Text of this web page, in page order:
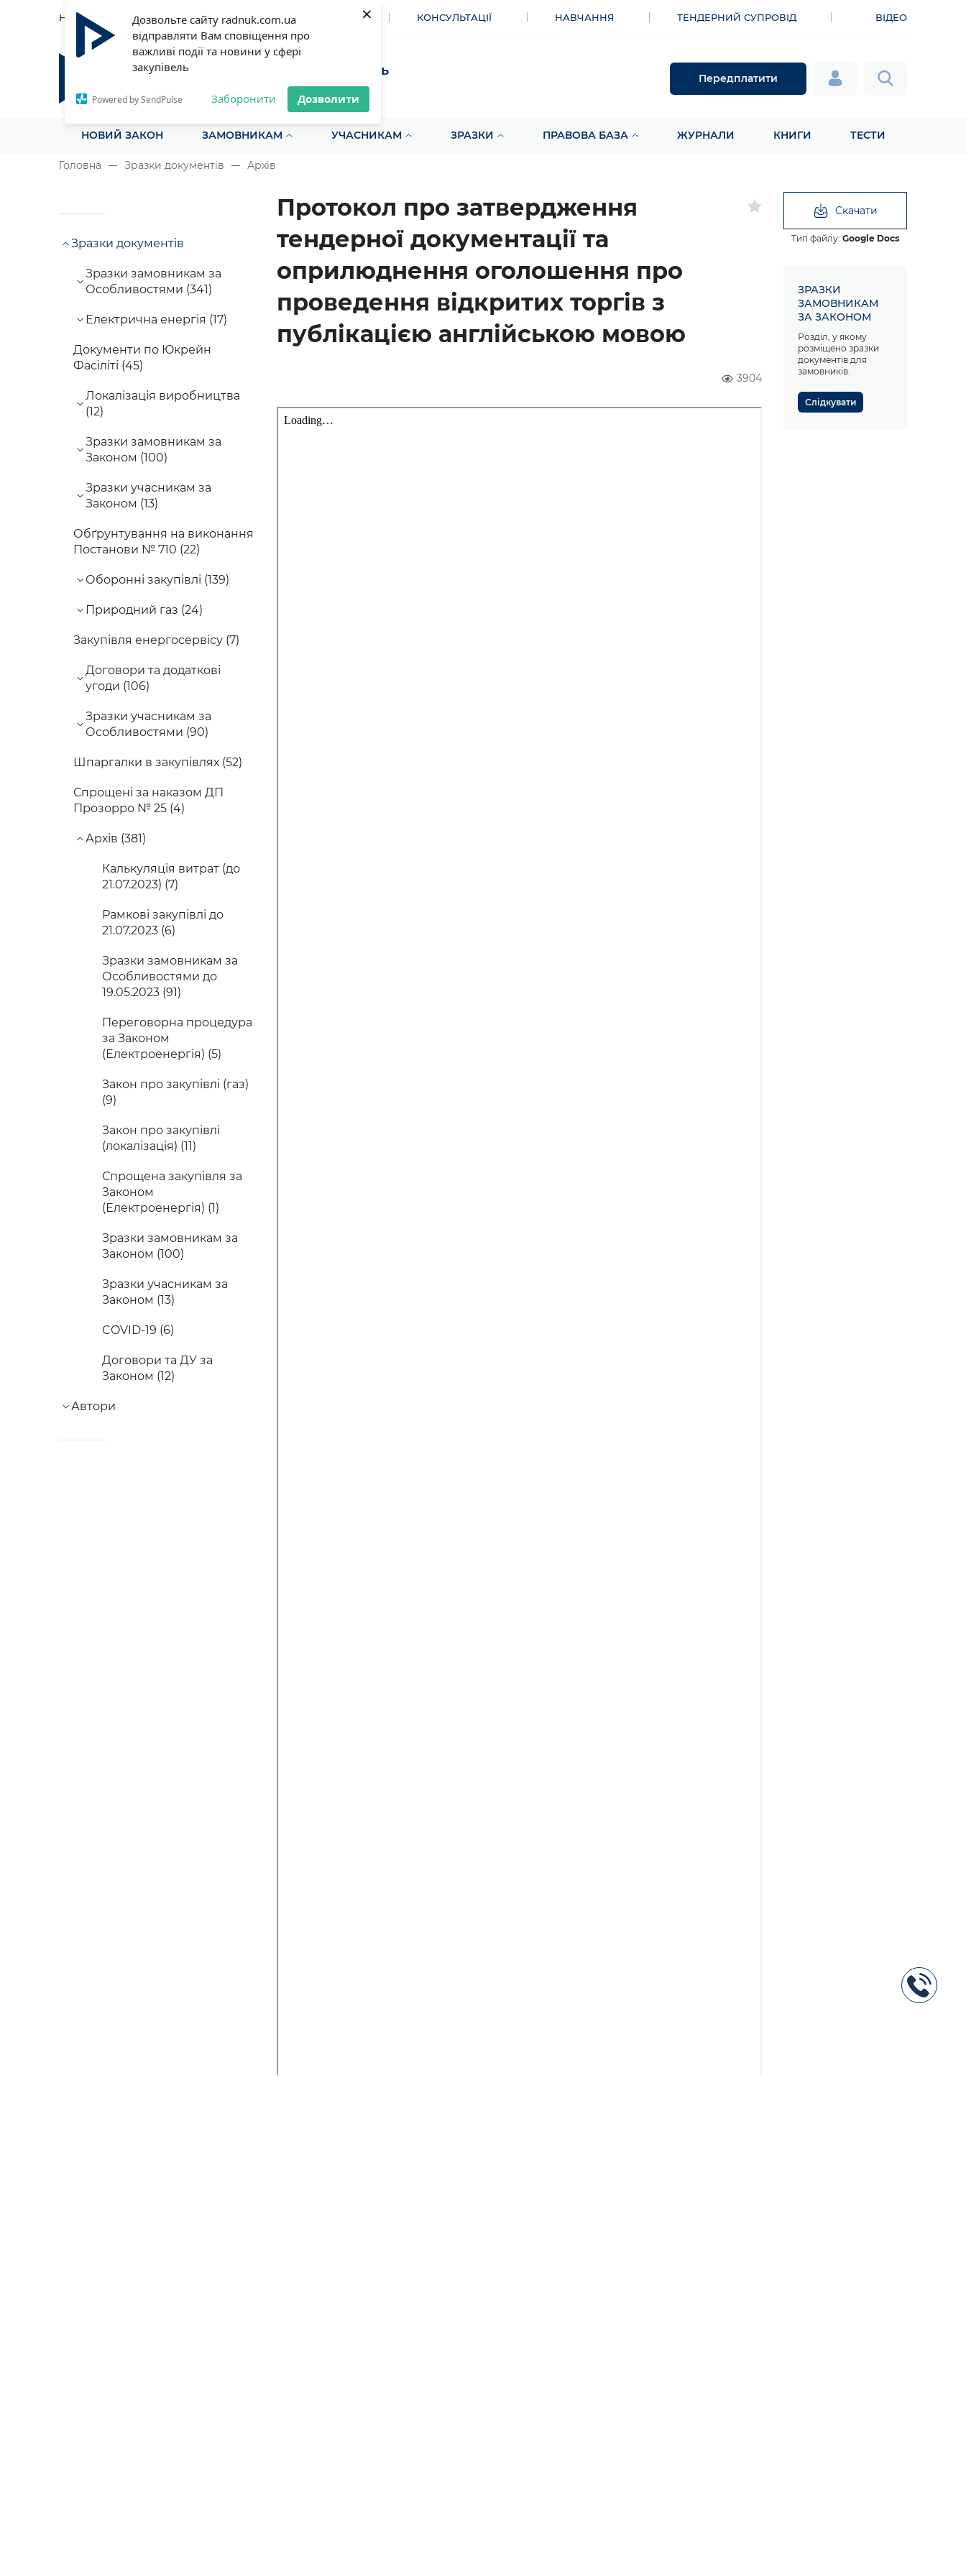
Дозвольте сайту radnuk.com.ua
відправляти Вам сповіщення про
важливі події та новини у сфері
закупівель
Powered by SendPulse Заборонити Дозволити
×
НОВИНИ СТАТТІ ІНСТРУМЕНТИ КОНСУЛЬТАЦІЇ НАВЧАННЯ ТЕНДЕРНИЙ СУПРОВІД ВІДЕО
Радник у сфері публічних закупівель
Все для закупівель на одному порталі
Передплатити
НОВИЙ ЗАКОН ЗАМОВНИКАМ УЧАСНИКАМ ЗРАЗКИ ПРАВОВА БАЗА ЖУРНАЛИ КНИГИ ТЕСТИ
Головна Зразки документів Архів
Зразки документів
Зразки замовникам за
Особливостями (341)
Електрична енергія (17)
Документи по Юкрейн
Фасіліті (45)
Локалізація виробництва
(12)
Зразки замовникам за
Законом (100)
Зразки учасникам за
Законом (13)
Обґрунтування на виконання
Постанови № 710 (22)
Оборонні закупівлі (139)
Природний газ (24)
Закупівля енергосервісу (7)
Договори та додаткові
угоди (106)
Зразки учасникам за
Особливостями (90)
Шпаргалки в закупівлях (52)
Спрощені за наказом ДП
Прозорро № 25 (4)
Архів (381)
Калькуляція витрат (до
21.07.2023) (7)
Рамкові закупівлі до
21.07.2023 (6)
Зразки замовникам за
Особливостями до
19.05.2023 (91)
Переговорна процедура
за Законом
(Електроенергія) (5)
Закон про закупівлі (газ)
(9)
Закон про закупівлі
(локалізація) (11)
Спрощена закупівля за
Законом
(Електроенергія) (1)
Зразки замовникам за
Законом (100)
Зразки учасникам за
Законом (13)
COVID-19 (6)
Договори та ДУ за
Законом (12)
Автори
Протокол про затвердження
тендерної документації та
оприлюднення оголошення про
проведення відкритих торгів з
публікацією англійською мовою
3904
Скачати
Тип файлу:Google Docs
ЗРАЗКИ
ЗАМОВНИКАМ
ЗА ЗАКОНОМ
Розділ, у якому
розміщено зразки
документів для
замовників.
Слідкувати